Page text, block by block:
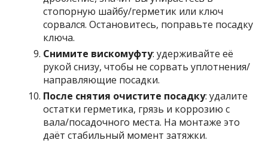
стопорную шайбу/герметик или ключ
сорвался. Остановитесь, поправьте посадку
ключа.
Снимите вискомуфту: удерживайте её
рукой снизу, чтобы не сорвать уплотнения/
направляющие посадки.
После снятия очистите посадку: удалите
остатки герметика, грязь и коррозию с
вала/посадочного места. На монтаже это
даёт стабильный момент затяжки.